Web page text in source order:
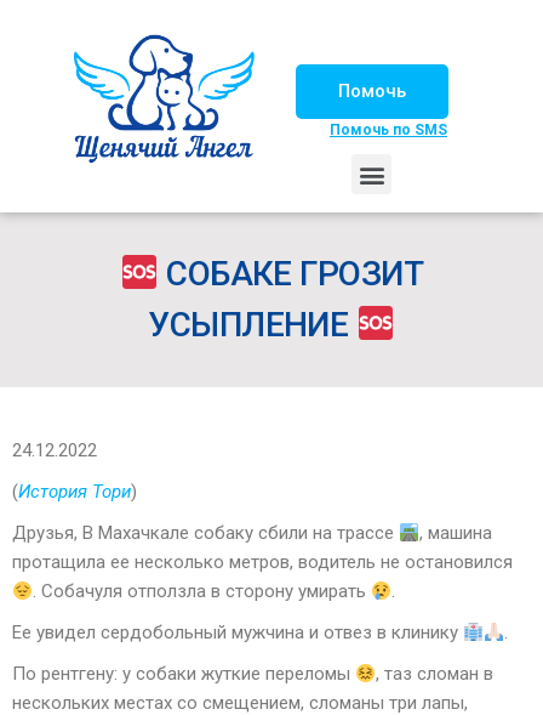
Помочь
Помочь по SMS
СОБАКЕ ГРОЗИТ
УСЫПЛЕНИЕ
24.12.2022
(История Тори)
Друзья, В Махачкале собаку сбили на трассе
, машина
протащила ее несколько метров, водитель не остановился
. Собачуля отползла в сторону умирать
.
Ее увидел сердобольный мужчина и отвез в клинику
.
По рентгену: у собаки жуткие переломы
, таз сломан в
нескольких местах со смещением, сломаны три лапы,